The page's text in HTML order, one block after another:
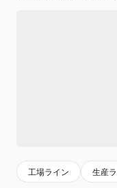
工場ライン 生産